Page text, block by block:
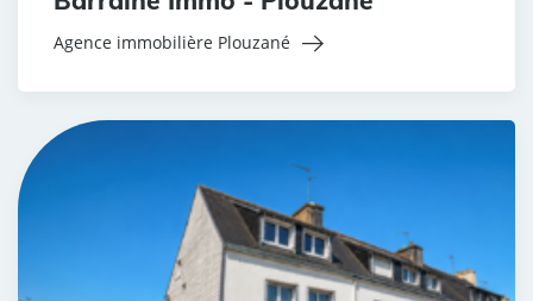
Agence immobilière Plouzané